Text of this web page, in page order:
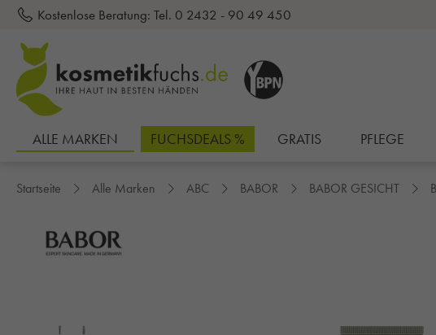
springen
Kostenlose Beratung: Tel. 0 2432 - 90 49 450
ALLE MARKEN FUCHSDEALS % GRATIS PFLEGE
Startseite Alle Marken ABC BABOR BABOR GESICHT